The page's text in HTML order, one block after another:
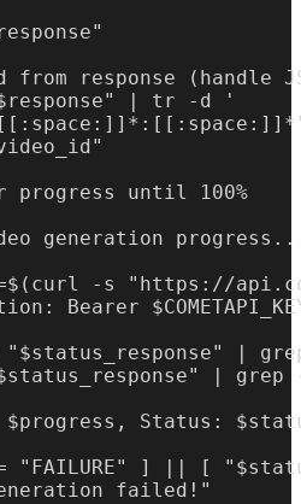
from response (handle
| tr -d '
until 100%
generation
-s "https://
Bearer
|
| grep
Status:
"FAILURE" ] || [
failed!"